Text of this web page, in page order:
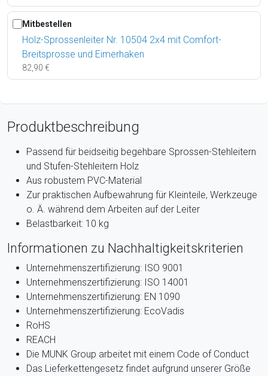
Mitbestellen
Holz-Sprossenleiter Nr. 10504 2x4 mit Comfort-
Breitsprosse und Eimerhaken
82,90 €
Produktbeschreibung
Passend für beidseitig begehbare Sprossen-Stehleitern
und Stufen-Stehleitern Holz
Aus robustem PVC-Material
Zur praktischen Aufbewahrung für Kleinteile, Werkzeuge
o. Ä. während dem Arbeiten auf der Leiter
Belastbarkeit: 10 kg
Informationen zu Nachhaltigkeitskriterien
Unternehmenszertifizierung: ISO 9001
Unternehmenszertifizierung: ISO 14001
Unternehmenszertifizierung: EN 1090
Unternehmenszertifizierung: EcoVadis
RoHS
REACH
Die MUNK Group arbeitet mit einem Code of Conduct
Das Lieferkettengesetz findet aufgrund unserer Größe